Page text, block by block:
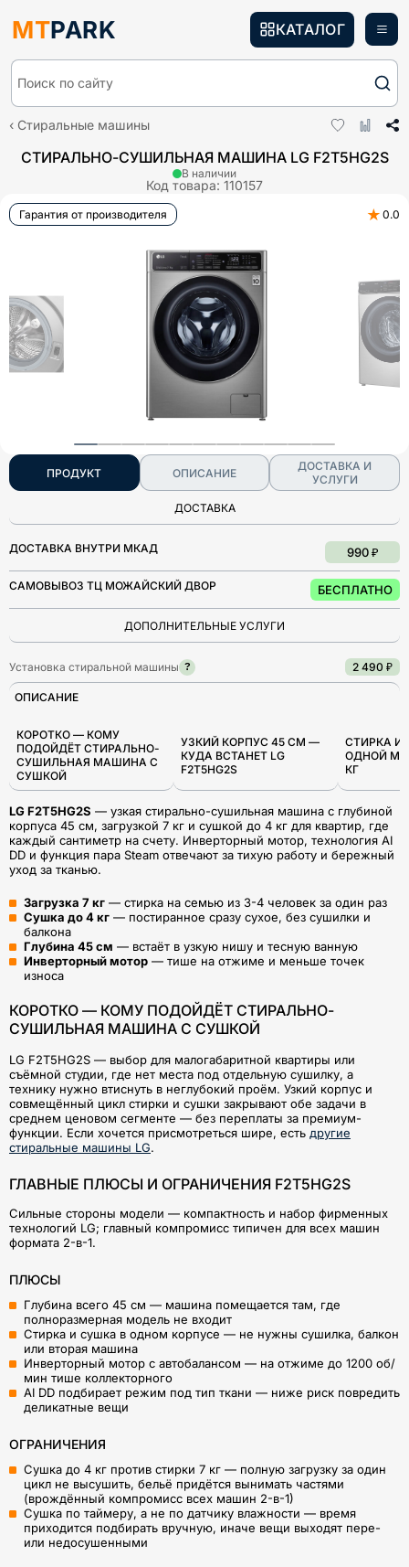
MTPARK
Поиск по сайту
КАТАЛОГ
Стиральные машины
СТИРАЛЬНО-СУШИЛЬНАЯ МАШИНА LG F2T5HG2S
Код товара: 110157
В наличии
Гарантия от производителя ★ 0.0
ПРОДУКТ ОПИСАНИЕ
ДОСТАВКА И
УСЛУГИ
ДОСТАВКА
ДОСТАВКА ВНУТРИ МКАД 990 ₽
САМОВЫВОЗ ТЦ МОЖАЙСКИЙ ДВОР БЕСПЛАТНО
ДОПОЛНИТЕЛЬНЫЕ УСЛУГИ
Установка стиральной машины ? 2 490 ₽
ОПИСАНИЕ
КОРОТКО — КОМУ
ПОДОЙДЁТ СТИРАЛЬНО-
СУШИЛЬНАЯ МАШИНА С
СУШКОЙ
УЗКИЙ КОРПУС 45 СМ —
КУДА ВСТАНЕТ LG
F2T5HG2S
СТИРКА И
ОДНОЙ
КГ
LG F2T5HG2S — узкая стирально-сушильная машина с глубиной
корпуса 45 см, загрузкой 7 кг и сушкой до 4 кг для квартир, где
каждый сантиметр на счету. Инверторный мотор, технология AI
DD и функция пара Steam отвечают за тихую работу и бережный
уход за тканью.
Загрузка 7 кг — стирка на семью из 3-4 человек за один раз
Сушка до 4 кг — постиранное сразу сухое, без сушилки и
балкона
Глубина 45 см — встаёт в узкую нишу и тесную ванную
Инверторный мотор — тише на отжиме и меньше точек
износа
КОРОТКО — КОМУ ПОДОЙДЁТ СТИРАЛЬНО-
СУШИЛЬНАЯ МАШИНА С СУШКОЙ
LG F2T5HG2S — выбор для малогабаритной квартиры или
съёмной студии, где нет места под отдельную сушилку, а
технику нужно втиснуть в неглубокий проём. Узкий корпус и
совмещённый цикл стирки и сушки закрывают обе задачи в
среднем ценовом сегменте — без переплаты за премиум-
функции. Если хочется присмотреться шире, есть другие
стиральные машины LG.
ГЛАВНЫЕ ПЛЮСЫ И ОГРАНИЧЕНИЯ F2T5HG2S
Сильные стороны модели — компактность и набор фирменных
технологий LG; главный компромисс типичен для всех машин
формата 2-в-1.
ПЛЮСЫ
Глубина всего 45 см — машина помещается там, где
полноразмерная модель не входит
Стирка и сушка в одном корпусе — не нужны сушилка, балкон
или вторая машина
Инверторный мотор с автобалансом — на отжиме до 1200 об/
мин тише коллекторного
AI DD подбирает режим под тип ткани — ниже риск повредить
деликатные вещи
ОГРАНИЧЕНИЯ
Сушка до 4 кг против стирки 7 кг — полную загрузку за один
цикл не высушить, бельё придётся вынимать частями
(врождённый компромисс всех машин 2-в-1)
Сушка по таймеру, а не по датчику влажности — время
приходится подбирать вручную, иначе вещи выходят пере-
или недосушенными